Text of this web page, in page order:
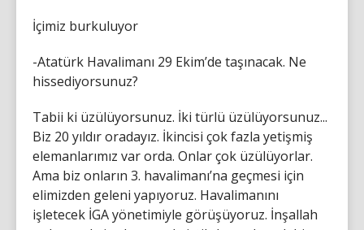
İçimiz burkuluyor
-Atatürk Havalimanı 29 Ekim’de taşınacak. Ne
hissediyorsunuz?
Tabii ki üzülüyorsunuz. İki türlü üzülüyorsunuz...
Biz 20 yıldır oradayız. İkincisi çok fazla yetişmiş
elemanlarımız var orda. Onlar çok üzülüyorlar.
Ama biz onların 3. havalimanı’na geçmesi için
elimizden geleni yapıyoruz. Havalimanını
işletecek İGA yönetimiyle görüşüyoruz. İnşallah